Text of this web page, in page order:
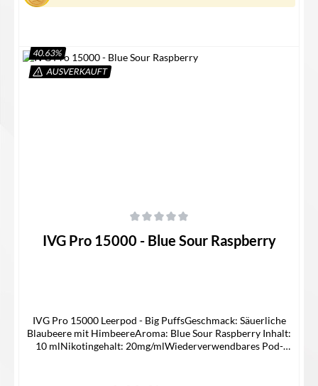
40.63%
AUSVERKAUFT
IVG Pro 15000 - Blue Sour Raspberry
IVG Pro 15000 Leerpod - Big PuffsGeschmack: Säuerliche
Blaubeere mit HimbeereAroma: Blue Sour Raspberry Inhalt:
10 mlNikotingehalt: 20mg/mlWiederverwendbares Pod-